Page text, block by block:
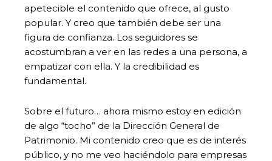
apetecible el contenido que ofrece, al gusto
popular. Y creo que también debe ser una
figura de confianza. Los seguidores se
acostumbran a ver en las redes a una persona, a
empatizar con ella. Y la credibilidad es
fundamental.
Sobre el futuro… ahora mismo estoy en edición
de algo “tocho” de la Dirección General de
Patrimonio. Mi contenido creo que es de interés
público, y no me veo haciéndolo para empresas